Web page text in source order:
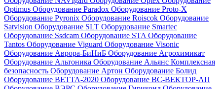
Optimus Оборудование Paradox Оборудование Proto-X
Оборудование Pyronix Оборудование Roiscok Оборудование
Satvision Оборудование SLT Оборудование Smartec
Оборудование Ssdcam Оборудование STA Оборудование
Tantos Оборудование Viguard Оборудование Visonic
Оборудование Аврора-БиНиБ Оборудование Агрохимикат
Оборудование Альтоника Оборудование Альянс Комплексная
безопасность Оборудование Артон Оборудование Болид
Оборудование ВЕТТА-2020 Оборудование ВС-ВЕКТОР-АП